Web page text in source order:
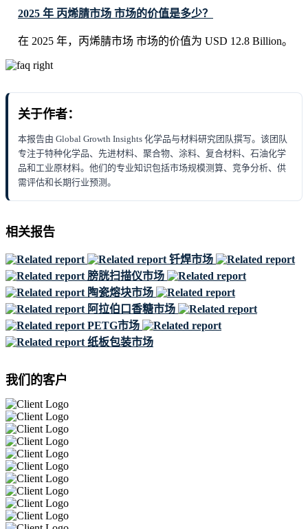
2025 年 丙烯腈市场 市场的价值是多少？
在 2025 年，丙烯腈市场 市场的价值为 USD 12.8 Billion。
关于作者：
本报告由 Global Growth Insights 化学品与材料研究团队撰写。该团队
专注于特种化学品、先进材料、聚合物、涂料、复合材料、石油化学
品和工业原材料。他们的专业知识包括市场规模测算、竞争分析、供
需评估和长期行业预测。
相关报告
钎焊市场
膀胱扫描仪市场
陶瓷熔块市场
阿拉伯口香糖市场
PETG市场
纸板包装市场
我们的客户